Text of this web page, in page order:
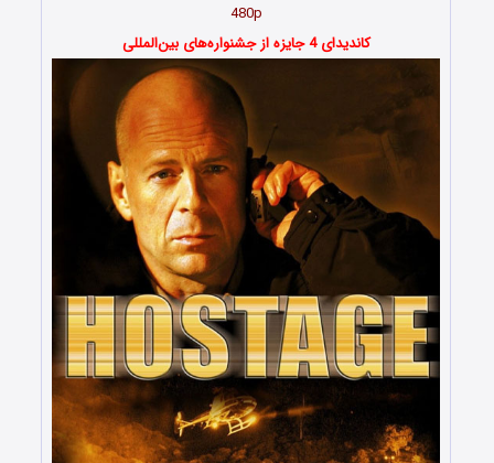
480p
کاندیدای 4 جایزه از جشنواره‌های بین‌المللی